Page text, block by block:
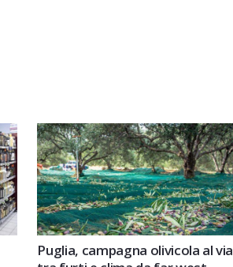
Puglia, campagna olivicola al via